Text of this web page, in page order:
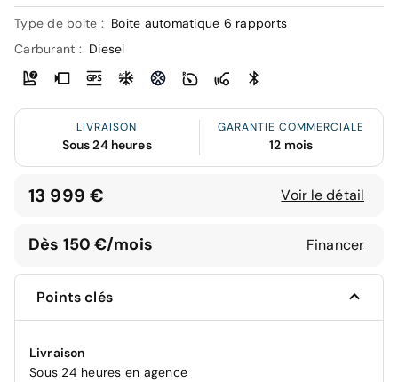
Type de boîte : Boîte automatique 6 rapports
Carburant : Diesel
LIVRAISON
Sous 24 heures
GARANTIE COMMERCIALE
12 mois
13 999 € Voir le détail
Dès 150 €/mois Financer
Points clés
Livraison
Sous 24 heures en agence